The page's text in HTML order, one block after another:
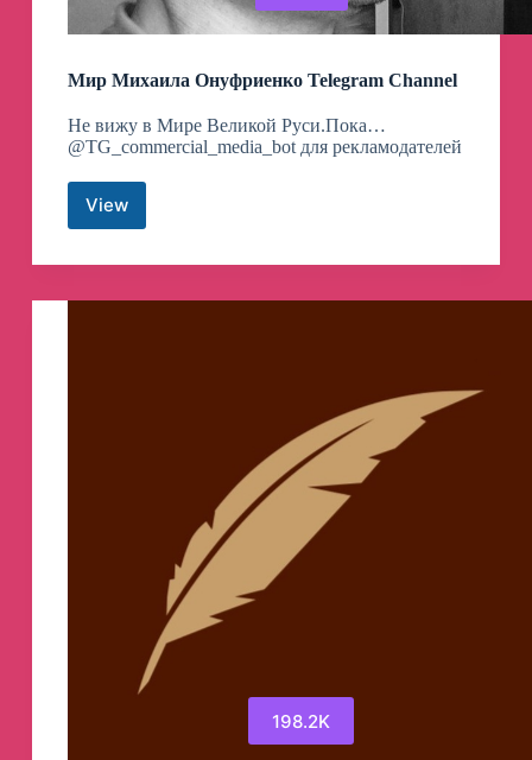
Мир Михаила Онуфриенко Telegram Channel
Не вижу в Мире Великой Руси.Пока…
@TG_commercial_media_bot для рекламодателей
View
Мир
Онуфриенко
Channel
198.2K